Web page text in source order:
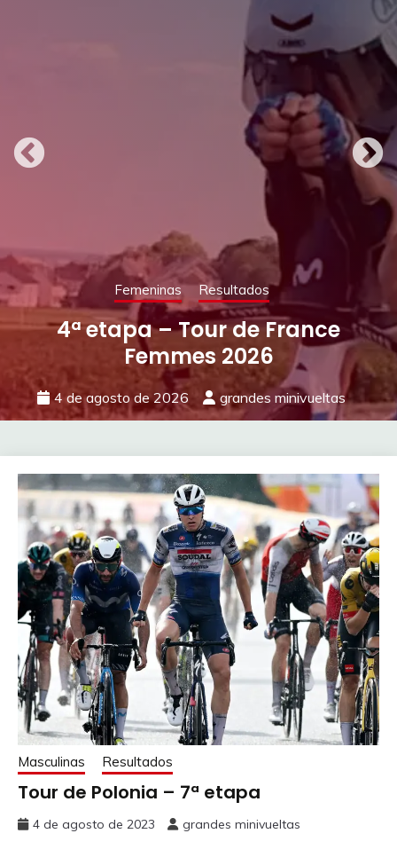
Femeninas Resultados
4ª etapa – Tour de France
Femmes 2026
4 de agosto de 2026 grandes minivueltas
Masculinas Resultados
Tour de Polonia – 7ª etapa
4 de agosto de 2023 grandes minivueltas